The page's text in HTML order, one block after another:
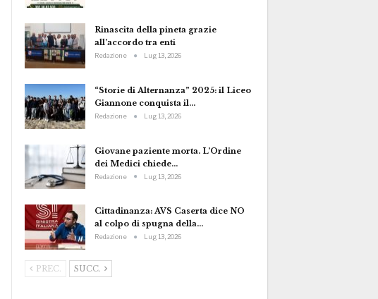
Rinascita della pineta grazie
all’accordo tra enti
Redazione Lug 13, 2026
“Storie di Alternanza” 2025: il Liceo
Giannone conquista il…
Redazione Lug 13, 2026
Giovane paziente morta. L’Ordine
dei Medici chiede…
Redazione Lug 13, 2026
Cittadinanza: AVS Caserta dice NO
al colpo di spugna della…
Redazione Lug 13, 2026
PREC. SUCC.